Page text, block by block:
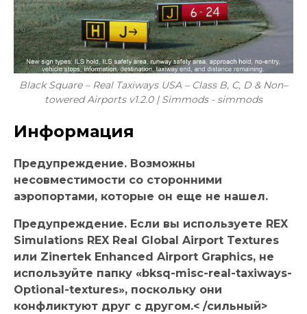
Black Square – Real Taxiways USA – Class B, C, D & Non–
towered Airports v1.2.0 | Simmods - simmods
Информация
Предупреждение. Возможны
несовместимости со сторонними
аэропортами, которые он еще не нашел.
Предупреждение. Если вы используете REX
Simulations REX Real Global Airport Textures
или Zinertek Enhanced Airport Graphics, не
используйте папку «bksq-misc-real-taxiways-
Optional-textures», поскольку они
конфликтуют друг с другом.< /сильный>